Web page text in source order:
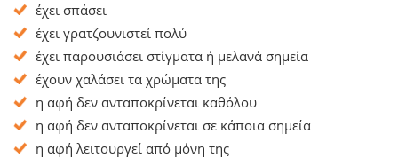
έχει σπάσει
έχει γρατζουνιστεί πολύ
έχει παρουσιάσει στίγματα ή μελανά σημεία
έχουν χαλάσει τα χρώματα της
η αφή δεν ανταποκρίνεται καθόλου
η αφή δεν ανταποκρίνεται σε κάποια σημεία
η αφή λειτουργεί από μόνη της